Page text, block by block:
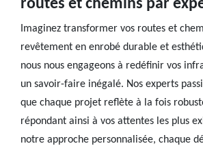
routes et chemins par
Imaginez transformer vos routes et
revêtement en enrobé durable et
nous nous engageons à redéfinir vos
un savoir-faire inégalé. Nos experts
que chaque projet reflète à la fois
répondant ainsi à vos attentes les plus
notre approche personnalisée, chaque